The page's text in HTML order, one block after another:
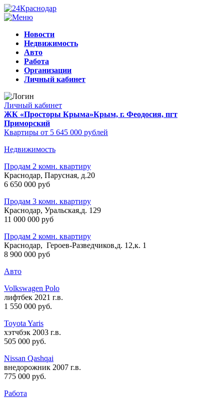
Новости
Недвижимость
Авто
Работа
Организации
Личный кабинет
Личный кабинет
ЖК «Просторы Крыма»Крым, г. Феодосия, пгт
Приморский
Квартиры от 5 645 000 рублей
Недвижимость
Продам 2 комн. квартиру
Краснодар, Парусная, д.20
6 650 000 руб
Продам 3 комн. квартиру
Краснодар, Уральская,д. 129
11 000 000 руб
Продам 2 комн. квартиру
Краснодар, Героев-Разведчиков,д. 12,к. 1
8 900 000 руб
Авто
Volkswagen Polo
лифтбек 2021 г.в.
1 550 000 руб.
Toyota Yaris
хэтчбэк 2003 г.в.
505 000 руб.
Nissan Qashqai
внедорожник 2007 г.в.
775 000 руб.
Работа